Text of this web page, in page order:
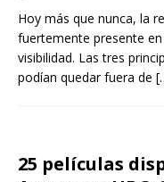
Hoy más que nunca, la
fuertemente presente
visibilidad. Las tres
podían quedar fuera de
25 películas